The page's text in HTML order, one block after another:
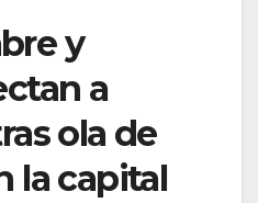
y
a
ola de
la capital